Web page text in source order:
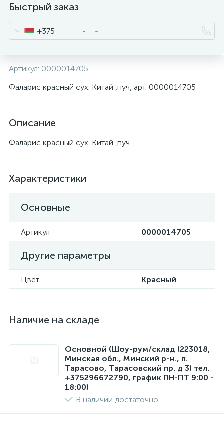
Быстрый заказ
+375
Артикул: 0000014705
Фаларис красный сух. Китай ,пуч, арт. 0000014705
Описание
Фаларис красный сух. Китай ,пуч
Характеристики
Основные
Артикул 0000014705
Другие параметры
Цвет Красный
Наличие на складе
Основной (Шоу-рум/склад (223018,
Минская обл., Минский р-н., п.
Тарасово, Тарасовский пр. д 3) тел.
+375296672790, график ПН-ПТ 9:00 -
18:00)
В наличии достаточно